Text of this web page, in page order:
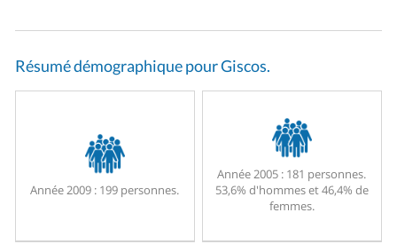
Résumé démographique pour Giscos.
Année 2009 : 199 personnes.
Année 2005 : 181 personnes.
53,6% d'hommes et 46,4% de
femmes.